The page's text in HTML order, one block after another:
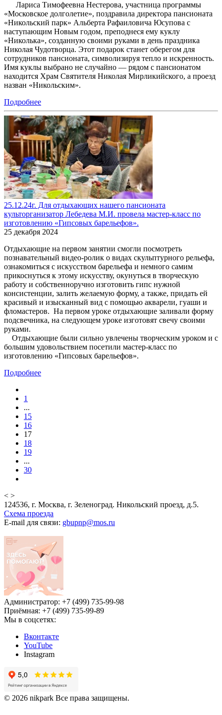
Лариса Тимофеевна Нестерова, участница программы
«Московское долголетие», поздравила директора пансионата
«Никольский парк» Альберта Рафаиловича Юсупова с
наступающим Новым годом, преподнеся ему куклу
«Николька», созданную своими руками в день праздника
Николая Чудотворца. Этот подарок станет оберегом для
сотрудников пансионата, символизируя тепло и искренность.
Имя куклы выбрано не случайно — рядом с пансионатом
находится Храм Святителя Николая Мирликийского, а проезд
назван «Никольским».
Подробнее
25.12.24г. Для отдыхающих нашего пансионата
культорганизатор Лебедева М.И. провела мастер-класс по
изготовлению «Гипсовых барельефов».
25 декабря 2024
Отдыхающие на первом занятии смогли посмотреть
познавательный видео-ролик о видах скульптурного рельефа,
ознакомиться с искусством барельефа и немного самим
прикоснуться к этому искусству, окунуться в творческую
работу и собственноручно изготовить гипс нужной
консистенции, залить желаемую форму, а также, придать ей
красивый и изысканный вид с помощью акварели, гуаши и
фломастеров. На первом уроке отдыхающие заливали форму
подсвечника, на следующем уроке изготовят свечу своими
руками.
Отдыхающие были сильно увлечены творческим уроком и с
большим удовольствием посетили мастер-класс по
изготовлению «Гипсовых барельефов».
Подробнее
1
...
15
16
17
18
19
...
30
< >
124536, г. Москва, г. Зеленоград. Никольский проезд, д.5.
Схема проезда
E-mail для связи: gbupnp@mos.ru
Администратор: +7 (499) 735-99-98
Приёмная: +7 (499) 735-99-89
Мы в соцсетях:
Вконтакте
YouTube
Instagram
© 2026 nikpark Все права защищены.